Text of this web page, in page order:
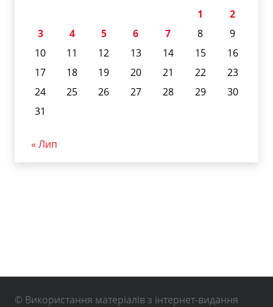
1
2
3
4 5 6 7 8
9
10
11 12 13 14 15
16
17
18 19 20 21 22
23
24
25 26 27 28 29
30
31
« Лип
© Використання матеріалів з інтернет-видання